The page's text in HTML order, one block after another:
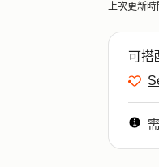
上次更新時
可搭